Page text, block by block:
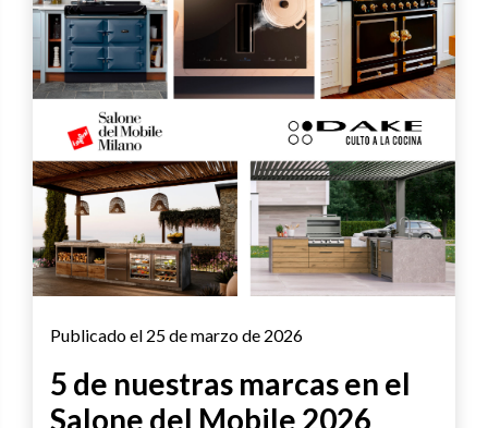
Publicado el 25 de marzo de 2026
5 de nuestras marcas en el
Salone del Mobile 2026